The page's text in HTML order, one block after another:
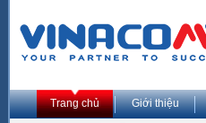
Trang chủ Giới thiệu